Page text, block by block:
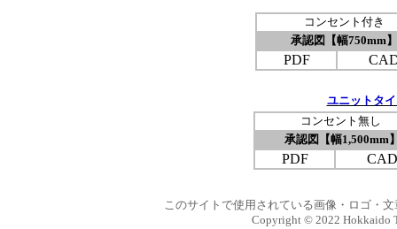
コンセント付き
承認図【幅750mm】
PDF
ユニットタ
コンセント無し
承認図【幅1,500mm
PDF CAD
このサイトで使用されている画像・ロゴ・
Copyright © 2022 Hokkaido